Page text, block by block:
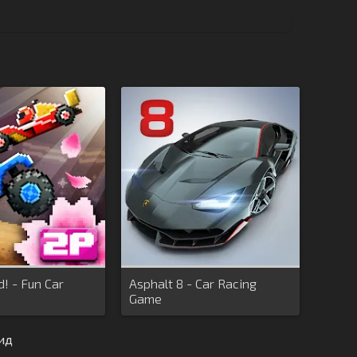
- Fun Car
Asphalt 8 - Car Racing
Game